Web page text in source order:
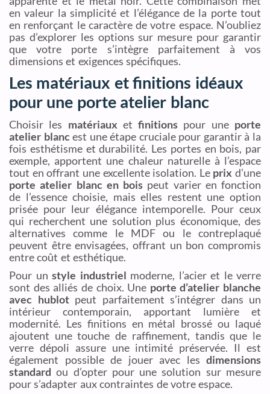
en valeur la simplicité et l’élégance de la porte tout
en renforçant le caractère de votre espace. N’oubliez
pas d’explorer les options sur mesure pour garantir
que votre porte s’intègre parfaitement à vos
dimensions et exigences spécifiques.
Les matériaux et finitions idéaux
pour une porte atelier blanc
Choisir les matériaux etfinitions pour une porte
atelier blanc est une étape cruciale pour garantir à la
fois esthétisme et durabilité. Les portes en bois, par
exemple, apportent une chaleur naturelle à l’espace
tout en offrant une excellente isolation. Le prix d’une
porte atelier blanc en bois peut varier en fonction
de l’essence choisie, mais elles restent une option
prisée pour leur élégance intemporelle. Pour ceux
qui recherchent une solution plus économique, des
alternatives comme le MDF ou le contreplaqué
peuvent être envisagées, offrant un bon compromis
entre coût et esthétique.
Pour un style industriel moderne, l’acier et le verre
sont des alliés de choix. Une porte d’atelier blanche
avec hublotpeut parfaitement s’intégrer dans un
intérieur contemporain, apportant lumière et
modernité. Les finitions en métal brossé ou laqué
ajoutent une touche de raffinement, tandis que le
verre dépoli assure une intimité préservée. Il est
également possible de jouer avec les dimensions
standard ou d’opter pour une solution sur mesure
pour s’adapter aux contraintes de votre espace.